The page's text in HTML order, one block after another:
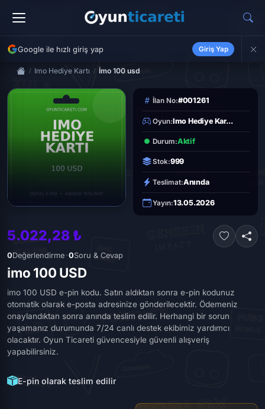
Google ile hızlı giriş yap Giriş Yap
Imo Hediye Kartı İmo 100 usd
İlan No:#001261
Oyun:Imo Hediye Kar...
Durum:Aktif
Stok:999
Teslimat:Anında
Yayın:13.05.2026
5.022,28 ₺
0Değerlendirme ·0Soru & Cevap
imo 100 USD
imo 100 USD e-pin kodu. Satın aldıktan sonra e-pin kodunuz
otomatik olarak e-posta adresinize gönderilecektir. Ödemeniz
onaylandıktan sonra anında teslim edilir. Herhangi bir sorun
yaşamanız durumunda 7/24 canlı destek ekibimiz yardımcı
olacaktır. Oyun Ticareti güvencesiyle güvenli alışveriş
yapabilirsiniz.
E-pin olarak teslim edilir